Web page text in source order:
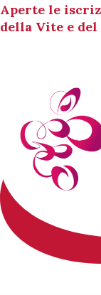
Aperte le
della Vite e